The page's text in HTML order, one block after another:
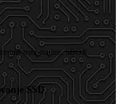
temperature. SBOX
SSD